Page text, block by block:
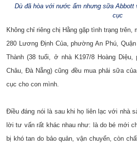
Dù đã hòa với nước ấm nhưng sữa Abbott
cục
Không chỉ riêng chị Hằng gặp tình trạng
280 Lương Định Của, phường An Phú,
Thành (38 tuổi, ở nhà K197/8 Hoàng
Châu, Đà Nẵng) cũng đều mua phải sữa
cục cho con mình.
Điều đáng nói là sau khi họ liên lạc với nhà
lời tư vấn rất khác nhau như: là do bé mới
bị khó tan do bảo quản, vận chuyển, còn